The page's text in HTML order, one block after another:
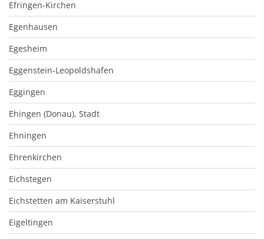
Efringen-Kirchen
Egenhausen
Egesheim
Eggenstein-Leopoldshafen
Eggingen
Ehingen (Donau), Stadt
Ehningen
Ehrenkirchen
Eichstegen
Eichstetten am Kaiserstuhl
Eigeltingen